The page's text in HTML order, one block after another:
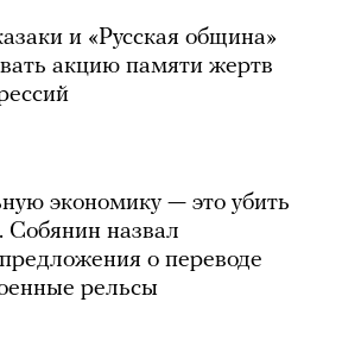
и «Русская община»
акцию памяти жертв
экономику — это убить
Собянин назвал
о переводе
рельсы